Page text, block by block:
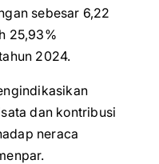
sebesar 6,22
25,93%
2024.
dan kontribusi
neraca